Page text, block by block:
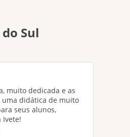
Sul
muito dedicada e as
uma didática de muito
seus alunos,
Ivete!